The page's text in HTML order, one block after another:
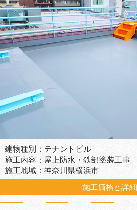
建物種別：テナントビル
施工内容：屋上防水・鉄部塗装工事
施工地域：神奈川県横浜市
施工価格と詳細